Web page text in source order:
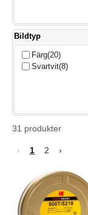
Bildtyp
Färg(20)
Svartvit(8)
31 produkter
‹ 1 2 ›